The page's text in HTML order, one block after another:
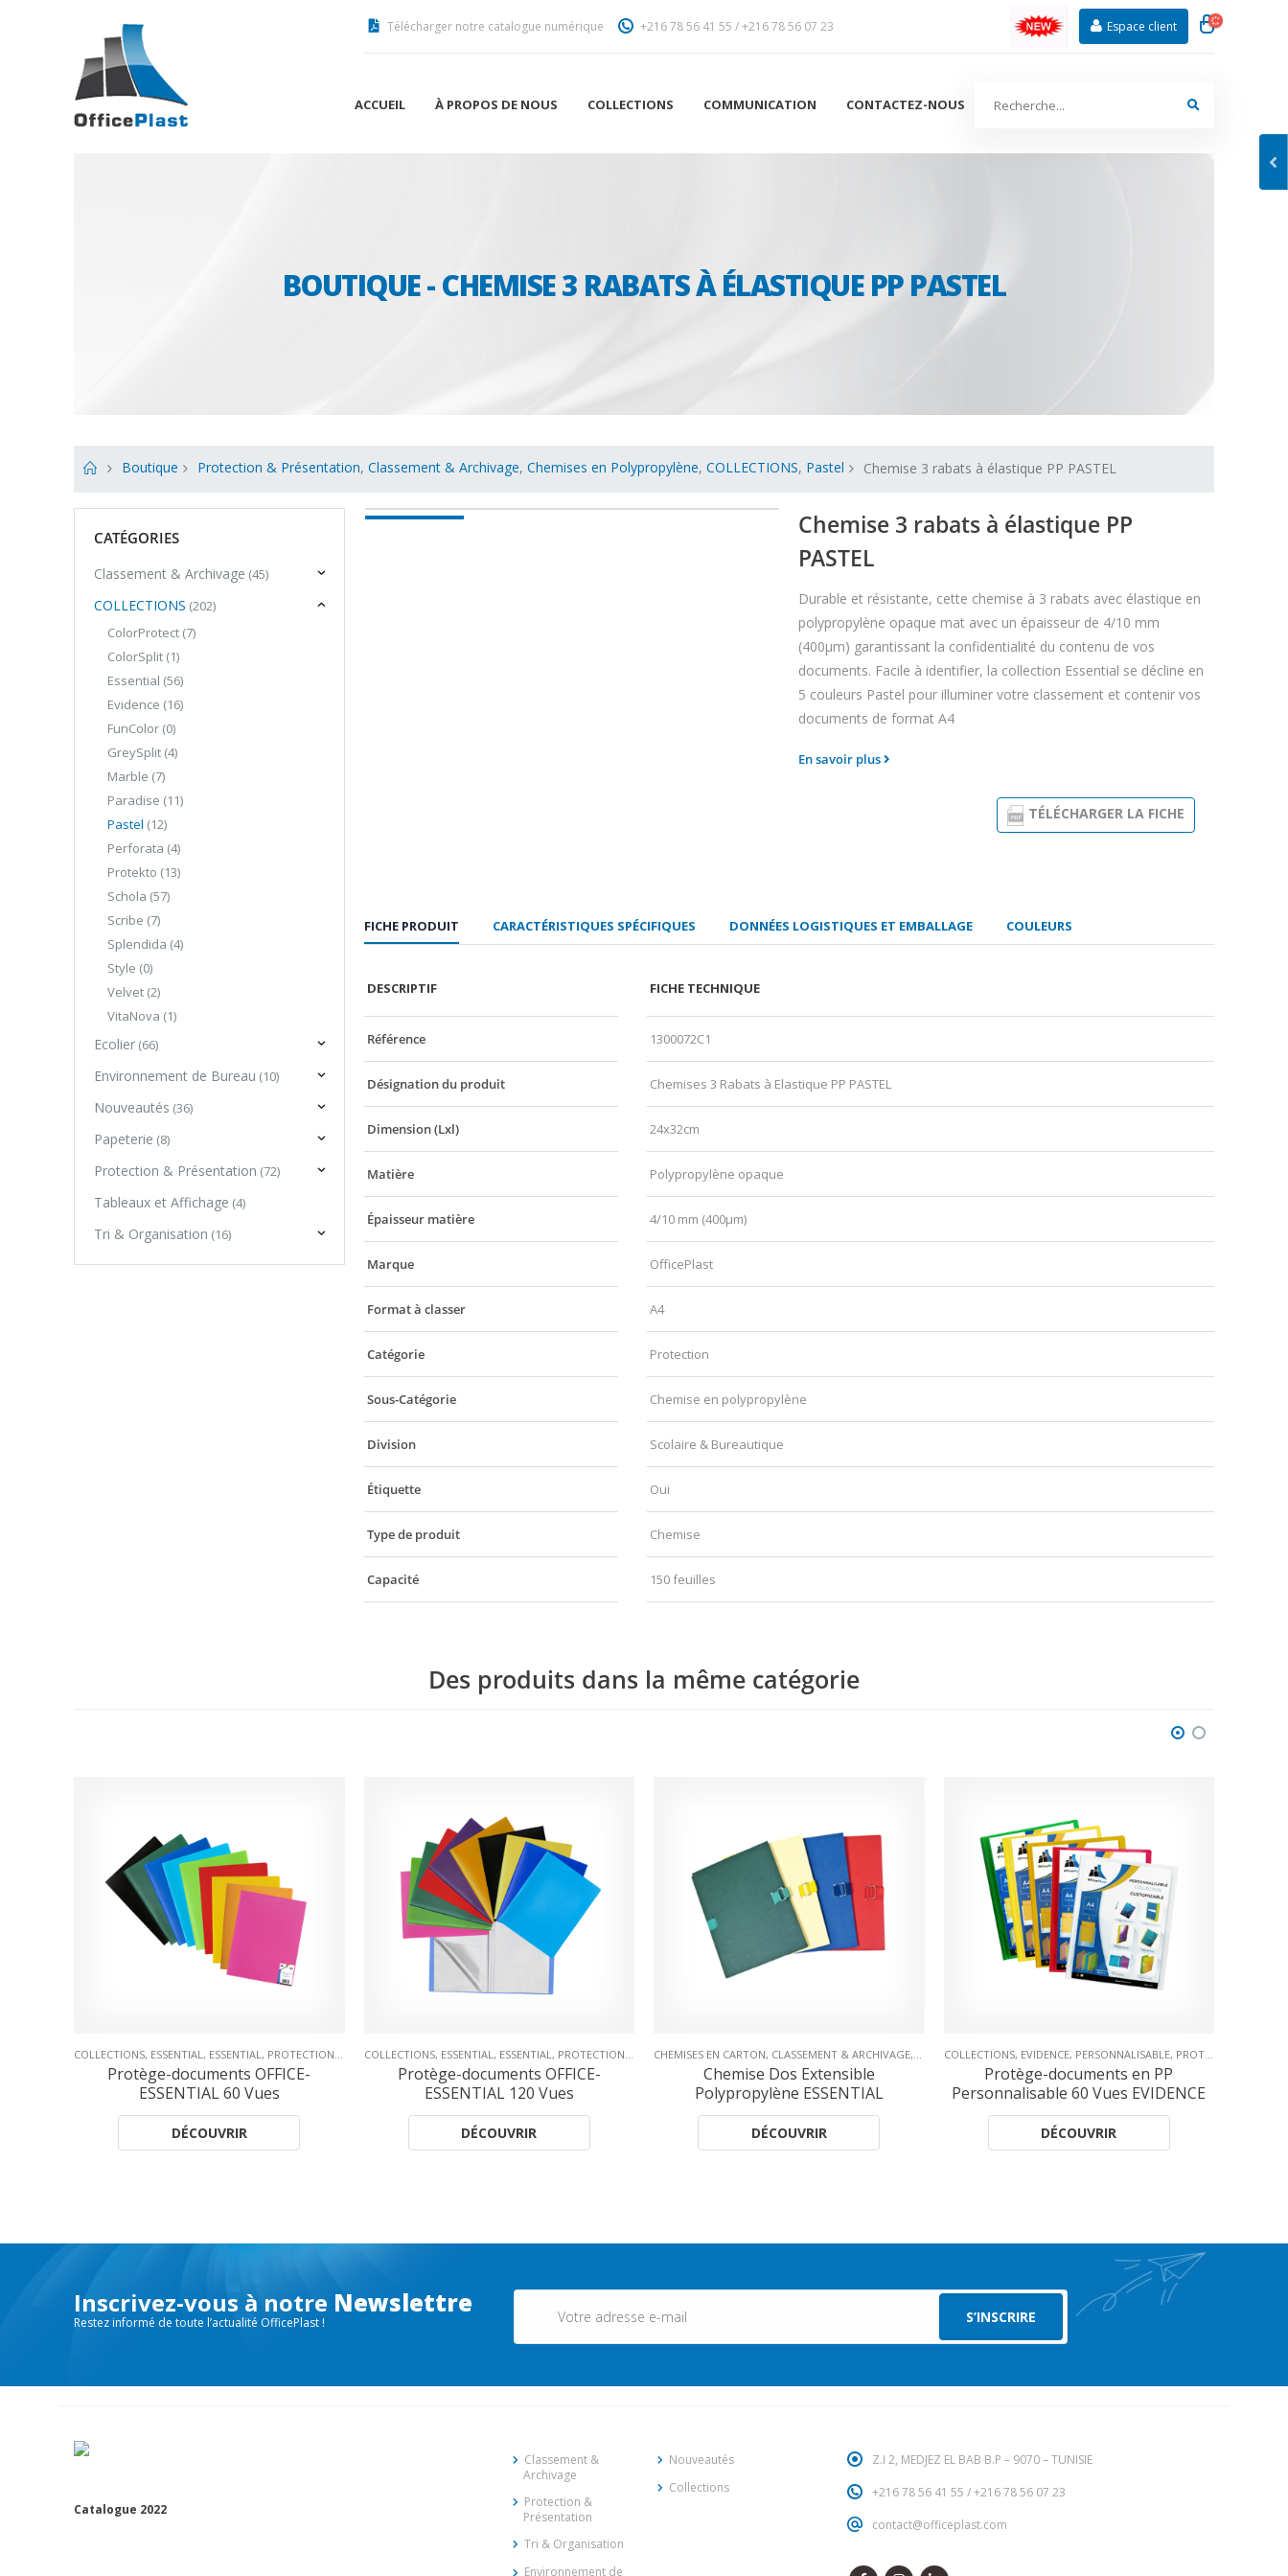
Télécharger notre catalogue numérique +216 78 56 41 55 /+216 78 56 07 23 Espace client
ACCUEIL À PROPOS DE NOUS COLLECTIONS COMMUNICATION CONTACTEZ-NOUS
BOUTIQUE - CHEMISE 3 RABATS À ÉLASTIQUE PP PASTEL
Boutique Protection & Présentation, Classement & Archivage, Chemises en Polypropylène, COLLECTIONS, Pastel Chemise 3 rabats à élastique PP PASTEL
Chemise 3 rabats à élastique PP
PASTEL
Durable et résistante, cette chemise à 3 rabats avec élastique en
polypropylène opaque mat avec un épaisseur de 4/10 mm
(400µm) garantissant la confidentialité du contenu de vos
documents. Facile à identifier, la collection Essential se décline en
5 couleurs Pastel pour illuminer votre classement et contenir vos
documents de format A4
TÉLÉCHARGER LA FICHE
En savoir plus
FICHE PRODUIT CARACTÉRISTIQUES SPÉCIFIQUES DONNÉES LOGISTIQUES ET EMBALLAGE COULEURS
DESCRIPTIF FICHE TECHNIQUE
Référence 1300072C1
Désignation du produit Chemises 3 Rabats à Elastique PP PASTEL
Dimension (Lxl) 24x32cm
Matière Polypropylène opaque
Épaisseur matière 4/10 mm (400µm)
Marque OfficePlast
Format à classer A4
Catégorie Protection
Sous-Catégorie Chemise en polypropylène
Division Scolaire & Bureautique
Étiquette Oui
Type de produit Chemise
Capacité 150 feuilles
CATÉGORIES
Classement & Archivage (45)
COLLECTIONS (202)
ColorProtect (7)
ColorSplit (1)
Essential (56)
Evidence (16)
FunColor (0)
GreySplit (4)
Marble (7)
Paradise (11)
Pastel (12)
Perforata (4)
Protekto (13)
Schola (57)
Scribe (7)
Splendida (4)
Style (0)
Velvet (2)
VitaNova (1)
Ecolier (66)
Environnement de Bureau (10)
Nouveautés (36)
Papeterie (8)
Protection & Présentation (72)
Tableaux et Affichage (4)
Tri & Organisation (16)
Des produits dans la même catégorie
,PROTÈGE-DOCUMENTS
COLLECTIONS, ESSENTIAL , ESSENTIAL , PROTECTION & PRÉSENTATION ,PROTÈGE-DOCUMENTS
Protège-documents OFFICE-
ESSENTIAL 120 Vues
DÉCOUVRIR
CHEMISES EN CARTON,CLASSEMENT & ARCHIVAGE, COLLECTIONS, ESSENTIAL,PROTECTION & PRÉSENTATION
Chemise Dos Extensible
Polypropylène ESSENTIAL
DÉCOUVRIR
COLLECTIONS,EVIDENCE,PERSONNALISABLE,PROTECTION & PRÉSENTATION ,PROTÈGE-DOCUMENTS
Protège-documents en PP
Personnalisable 60 Vues EVIDENCE
DÉCOUVRIR
COLLECTIONS, ESSENTIAL ,ESSENTIAL, PROTECTION & PRÉSENTATION
Protège-documents OFFICE-
ESSENTIAL 200 Vues
DÉCOUVRIR
Inscrivez-vous à notre Newslettre
Restez informé de toute l’actualité OfficePlast !
Catalogue 2022
Classement &
Archivage
Protection &
Présentation
Tri & Organisation
Environnement de
Nouveautés
Collections
Z.I 2, MEDJEZ EL BAB B.P – 9070 – TUNISIE
+216 78 56 41 55 /+216 78 56 07 23
contact@officeplast.com